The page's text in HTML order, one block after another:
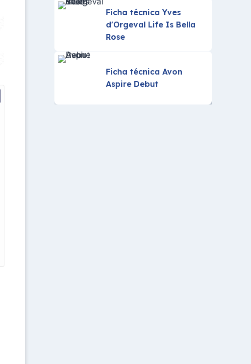
Ficha técnica Yves
d'Orgeval Life Is Bella
Rose
Ficha técnica Avon
Aspire Debut